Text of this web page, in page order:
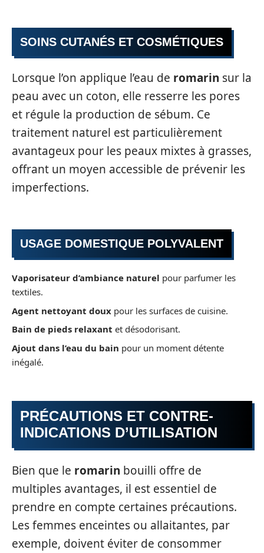
SOINS CUTANÉS ET COSMÉTIQUES
Lorsque l’on applique l’eau de romarin sur la
peau avec un coton, elle resserre les pores
et régule la production de sébum. Ce
traitement naturel est particulièrement
avantageux pour les peaux mixtes à grasses,
offrant un moyen accessible de prévenir les
imperfections.
USAGE DOMESTIQUE POLYVALENT
Vaporisateur d’ambiance naturel pour parfumer les
textiles.
Agent nettoyant doux pour les surfaces de cuisine.
Bain de pieds relaxant et désodorisant.
Ajout dans l’eau du bain pour un moment détente
inégalé.
PRÉCAUTIONS ET CONTRE-
INDICATIONS D’UTILISATION
Bien que le romarin bouilli offre de
multiples avantages, il est essentiel de
prendre en compte certaines précautions.
Les femmes enceintes ou allaitantes, par
exemple, doivent éviter de consommer